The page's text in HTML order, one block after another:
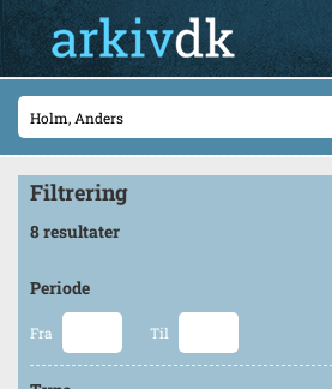
Filtrering
8 resultater
Periode
Fra Til